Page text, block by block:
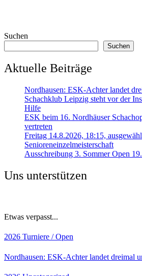
Suchen
Suchen
Aktuelle Beiträge
Nordhausen: ESK-Achter landet
Schachklub Leipzig steht vor der
Hilfe
ESK beim 16. Nordhäuser
vertreten
Freitag 14.8.2026, 18:15,
Senioreneinzelmeisterschaft
Ausschreibung 3. Sommer Open
Uns unterstützen
Etwas verpasst...
2026 Turniere / Open
Nordhausen: ESK-Achter landet dreimal